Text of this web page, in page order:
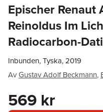
Epischer Renaut
Reinoldus Im
Radiocarbon-
Inbunden, Tyska, 2019
AvGustav Adolf Beckmann,
569 kr